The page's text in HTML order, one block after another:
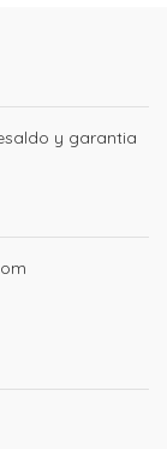
y garantia